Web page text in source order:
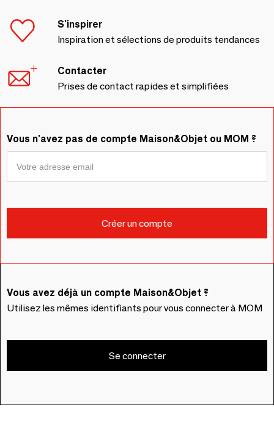
S'inspirer
Inspiration et sélections de produits tendances
Contacter
Prises de contact rapides et simplifiées
Vous n'avez pas de compte Maison&Objet ou MOM ?
Vous avez déjà un compte Maison&Objet ?
Utilisez les mêmes identifiants pour vous connecter à MOM
Se connecter